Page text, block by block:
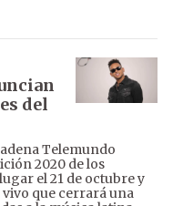
del
Telemundo
2020 de los
el 21 de octubre y
que cerrará una